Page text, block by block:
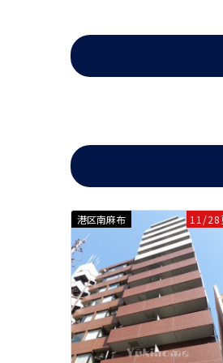
デュオ・スカーラ虎ノ門は
港区で長い間営業し、港区と
港区南麻布 11/28